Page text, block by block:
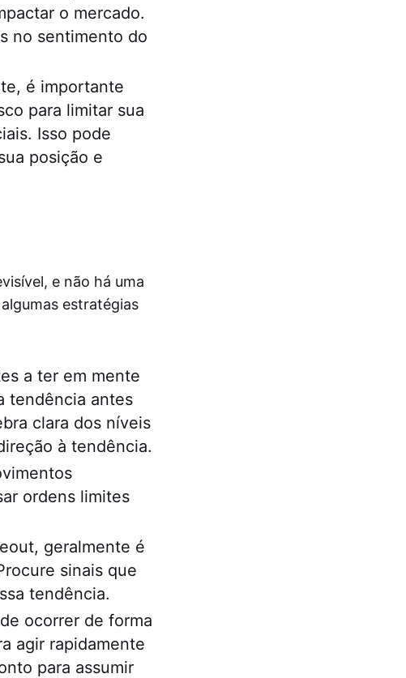
o mercado.
no sentimento do
é importante
para limitar sua
Isso pode
posição e
e não há uma
estratégias
a ter em mente
tendência antes
clara dos níveis
à tendência.
ordens limites
geralmente é
sinais que
tendência.
ocorrer de forma
agir rapidamente
para assumir